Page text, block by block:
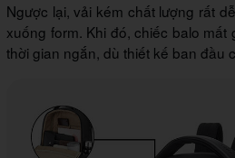
Ngược lại, vải kém chất lượng rất
xuống form. Khi đó, chiếc balo
thời gian ngắn, dù thiết kế ban đầu